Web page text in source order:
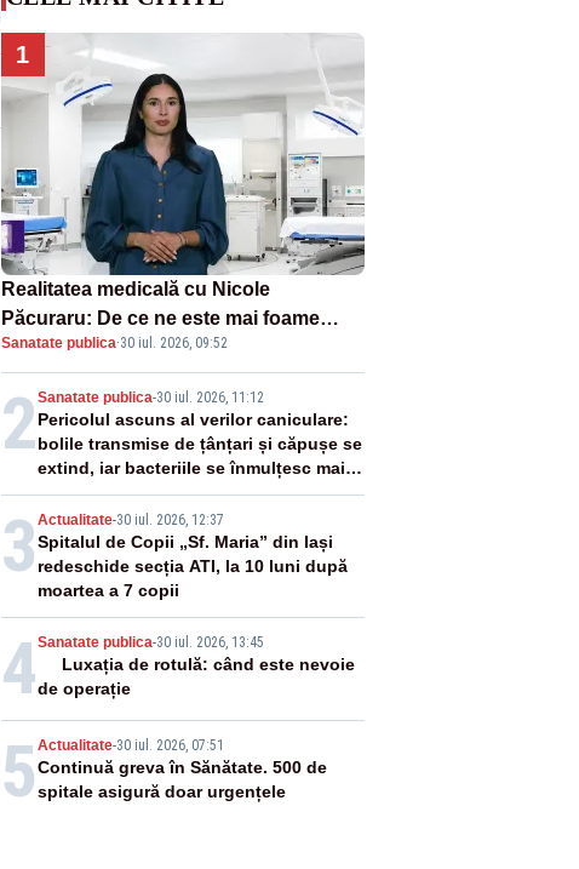
1
Realitatea medicală cu Nicole
Păcuraru: De ce ne este mai foame
când suntem obosiți?
Sanatate publica·30 iul. 2026, 09:52
2Sanatate publica-30 iul. 2026, 11:12
Pericolul ascuns al verilor caniculare:
bolile transmise de țânțari și căpușe se
extind, iar bacteriile se înmulțesc mai
ușor
3 Actualitate-30 iul. 2026, 12:37
Spitalul de Copii „Sf. Maria” din Iași
redeschide secția ATI, la 10 luni după
moartea a 7 copii
4Sanatate publica-30 iul. 2026, 13:45
Luxația de rotulă: când este nevoie
de operație
5 Actualitate-30 iul. 2026, 07:51
Continuă greva în Sănătate. 500 de
spitale asigură doar urgențele